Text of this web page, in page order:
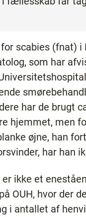
scabies (fnat)
som har
har de brugt
hjemmet, men
øjne, han
har han
ikke et
OUH, hvor der
i antallet af